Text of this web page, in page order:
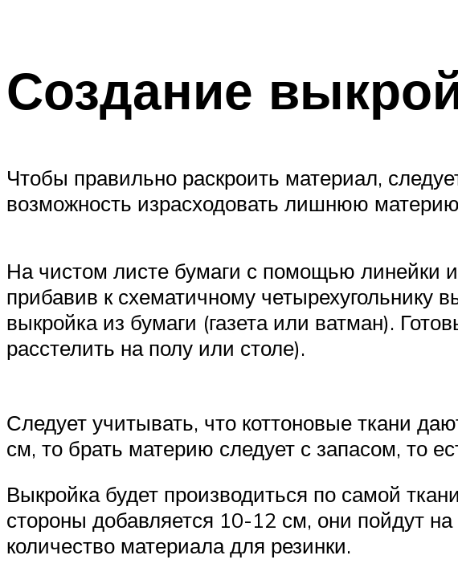
Создание
Чтобы правильно раскроить материал,
возможность израсходовать лишнюю
На чистом листе бумаги с помощью линейки
прибавив к схематичному четырехугольнику
выкройка из бумаги (газета или ватман).
расстелить на полу или столе).
Следует учитывать, что коттоновые ткани
см, то брать материю следует с запасом, то
Выкройка будет производиться по самой
стороны добавляется 10-12 см, они пойдут
количество материала для резинки.